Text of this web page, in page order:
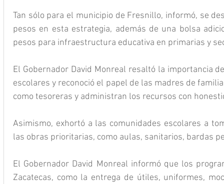
Tan sólo para el municipio de Fresnillo, informó, se
pesos en esta estrategia, además de una bolsa
pesos para infraestructura educativa en primarias y
El Gobernador David Monreal resaltó la importancia
escolares y reconoció el papel de las madres de
como tesoreras y administran los recursos con
Asimismo, exhortó a las comunidades escolares a
las obras prioritarias, como aulas, sanitarios, bardas
El Gobernador David Monreal informó que los
Zacatecas, como la entrega de útiles, uniformes,